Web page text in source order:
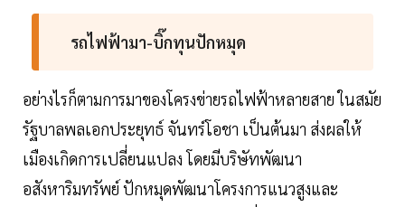
รถไฟฟ้ามา-บิ๊กทุนปักหมุด
อย่างไรก็ตามการมาของโครงข่ายรถไฟฟ้าหลายสาย ในสมัย
รัฐบาลพลเอกประยุทธ์ จันทร์โอชา เป็นต้นมา ส่งผลให้
เมืองเกิดการเปลี่ยนแปลง โดยมีบริษัทพัฒนา
อสังหาริมทรัพย์ ปักหมุดพัฒนาโครงการแนวสูงและ